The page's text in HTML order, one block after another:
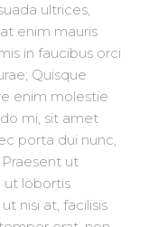
ultrices,
enim mauris
in faucibus orci
Quisque
enim molestie
mi, sit amet
porta dui nunc,
ut
ut lobortis
nisi at, facilisis